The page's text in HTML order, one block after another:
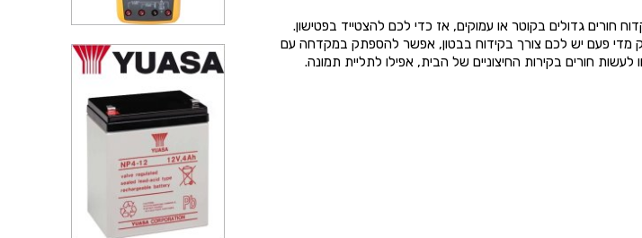
חורים גדולים בקוטר או עמוקים, אז כדי לכם להצטייד בפטישון.
מדי פעם יש לכם צורך בקידוח בבטון, אפשר להספתק במקדחה עם
חורים בקירות החיצוניים של הבית, אפילו לתליית תמונה.